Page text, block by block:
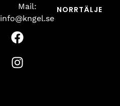
Mail:
info@kngel.se
NORRTÄLJE